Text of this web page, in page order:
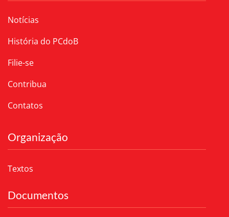
Notícias
História do PCdoB
Filie-se
Contribua
Contatos
Organização
Textos
Documentos